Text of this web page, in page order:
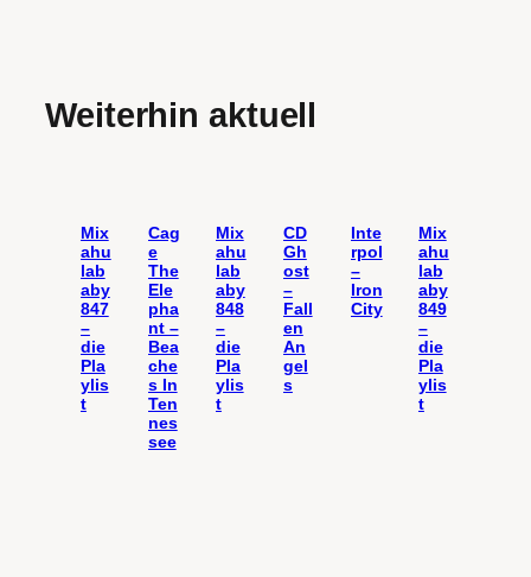
Weiterhin aktuell
Mix
ahu
lab
aby
847
–
die
Pla
ylis
t
Cag
e
The
Ele
pha
nt –
Bea
che
s In
Ten
nes
see
Mix
ahu
lab
aby
848
–
die
Pla
ylis
t
CD
Gh
ost
–
Fall
en
An
gel
s
Inte
rpol
–
Iron
City
Mix
ahu
lab
aby
849
–
die
Pla
ylis
t